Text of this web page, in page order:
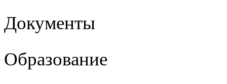
Документы
Образование